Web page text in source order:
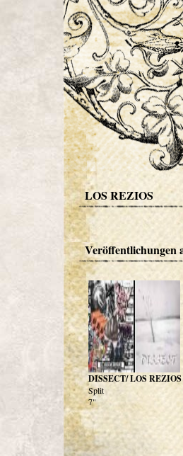
LOS REZIOS
Veröffentlichungen
DISSECT/ LOS REZIOS
Split
7"